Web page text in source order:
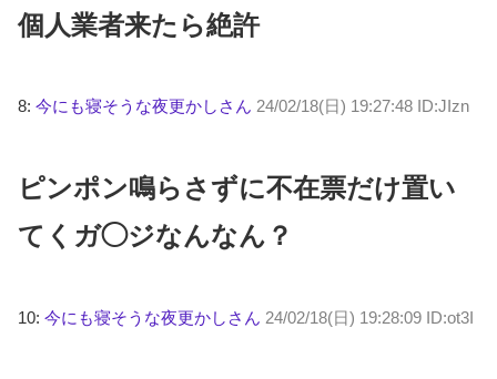
個人業者来たら絶許
8: 今にも寝そうな夜更かしさん 24/02/18(日) 19:27:48 ID:JIzn
ピンポン鳴らさずに不在票だけ置い
てくガ◯ジなんなん？
10: 今にも寝そうな夜更かしさん 24/02/18(日) 19:28:09 ID:ot3I